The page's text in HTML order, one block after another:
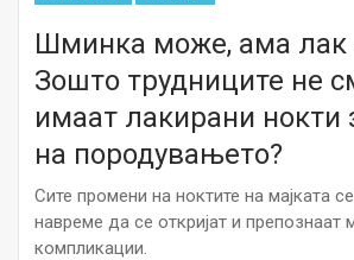
Шминка може, ама лак
Зошто трудниците не
имаат лакирани нокти
на породувањето?
Сите промени на ноктите на мајката
навреме да се откријат и препознаат
компликации.